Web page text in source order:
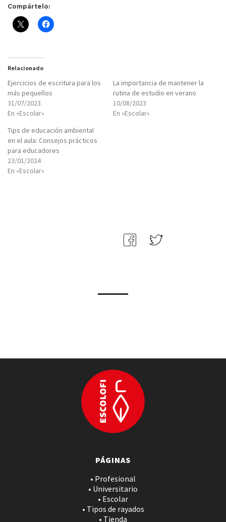
Compártelo:
Relacionado
Ejercicios de escritura para los
más pequeños
31/07/2023
En «Escolar»
La importancia de mantener la
rutina de estudio en verano
10/08/2023
En «Escolar»
Tips de educación ambiental
en el aula: Consejos prácticos
para educadores
23/01/2024
En «Escolar»
PÁGINAS
• Profesional
• Universitario
• Escolar
• Tipos de rayados
• Tienda